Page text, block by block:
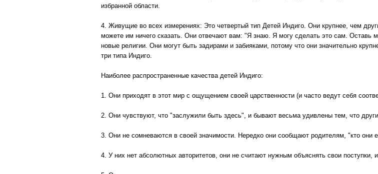
избранной области.
4. Живущие во всех измерениях: Это четвертый тип Детей Индиго. Они крупнее, чем
можете им ничего сказать. Они отвечают вам: "Я знаю. Я могу сделать это сам.
новые религии. Они могут быть задирами и забияками, потому что они значительно
три типа Индиго.
Наиболее распространенные качества детей Индиго:
1. Они приходят в этот мир с ощущением своей царственности (и часто ведут себя
2. Они чувствуют, что "заслужили быть здесь", и бывают весьма удивлены тем, что
3. Они не сомневаются в своей значимости. Нередко они сообщают родителям, "кто они
4. У них нет абсолютных авторитетов, они не считают нужным объяснять свои поступки,